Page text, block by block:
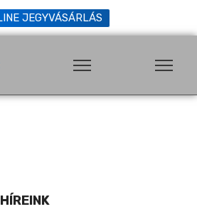
JEGYVÁSÁRLÁS